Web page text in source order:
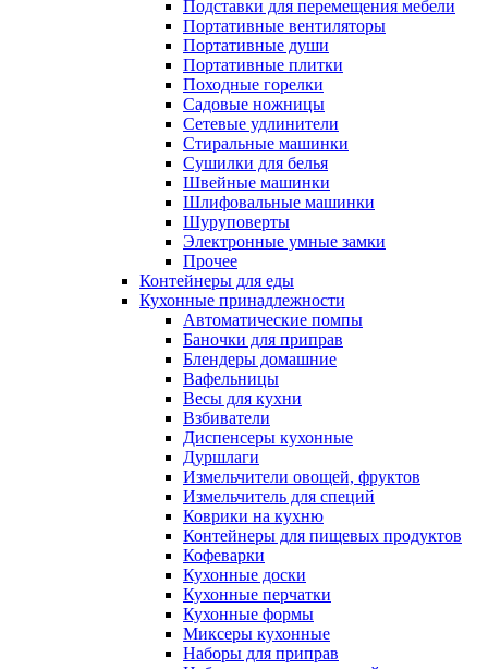
Подставки для перемещения мебели
Портативные вентиляторы
Портативные души
Портативные плитки
Походные горелки
Садовые ножницы
Сетевые удлинители
Стиральные машинки
Сушилки для белья
Швейные машинки
Шлифовальные машинки
Шуруповерты
Электронные умные замки
Прочее
Контейнеры для еды
Кухонные принадлежности
Автоматические помпы
Баночки для приправ
Блендеры домашние
Вафельницы
Весы для кухни
Взбиватели
Диспенсеры кухонные
Дуршлаги
Измельчители овощей, фруктов
Измельчитель для специй
Коврики на кухню
Контейнеры для пищевых продуктов
Кофеварки
Кухонные доски
Кухонные перчатки
Кухонные формы
Миксеры кухонные
Наборы для приправ